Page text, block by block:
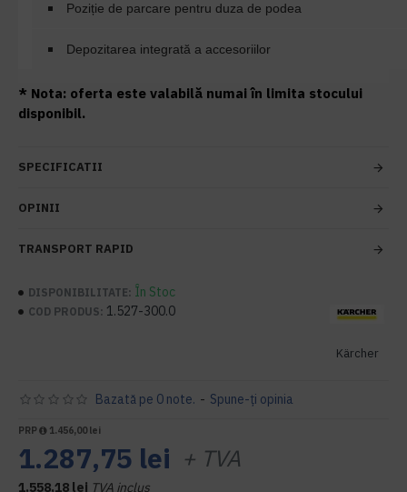
Poziție de parcare pentru duza de podea
Depozitarea integrată a accesoriilor
* Nota: oferta este valabilă numai în limita stocului
disponibil.
SPECIFICATII
OPINII
TRANSPORT RAPID
DISPONIBILITATE: În Stoc
COD PRODUS: 1.527-300.0
Kärcher
Bazată pe 0 note. - Spune-ţi opinia
PRP 1.456,00 lei
1.287,75 lei + TVA
1.558,18 lei TVA inclus